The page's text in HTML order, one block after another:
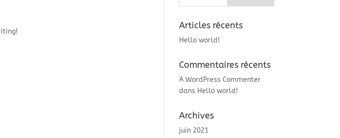
Articles récents
Hello world!
Commentaires récents
A WordPress Commenter
dans Hello world!
Archives
juin 2021